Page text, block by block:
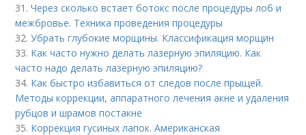
31.Через сколько встает ботокс после процедуры лоб и
межбровье. Техника проведения процедуры
32.Убрать глубокие морщины. Классификация морщин
33. Как часто нужно делать лазерную эпиляцию. Как
часто надо делать лазерную эпиляцию?
34. Как быстро избавиться от следов после прыщей.
Методы коррекции, аппаратного лечения акне и удаления
рубцов и шрамов постакне
35. Коррекция гусиных лапок. Американская